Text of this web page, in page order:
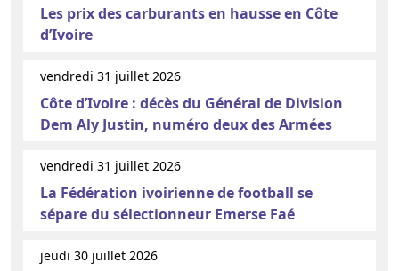
Les prix des carburants en hausse en Côte
d’Ivoire
vendredi 31 juillet 2026
Côte d’Ivoire : décès du Général de Division
Dem Aly Justin, numéro deux des Armées
vendredi 31 juillet 2026
La Fédération ivoirienne de football se
sépare du sélectionneur Emerse Faé
jeudi 30 juillet 2026